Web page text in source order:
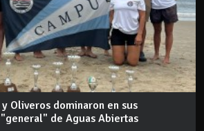
y Oliveros dominaron en sus
de Aguas Abiertas